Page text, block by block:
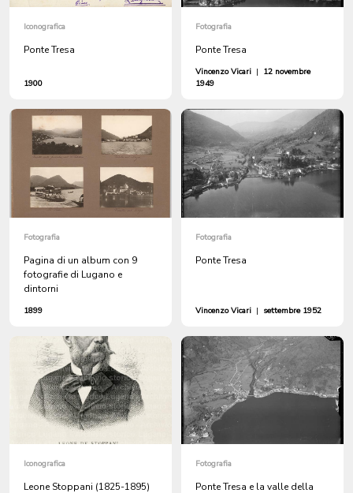
Iconografica
Ponte Tresa
1900
Fotografia
Ponte Tresa
Vincenzo Vicari | 12 novembre
1949
Fotografia
Pagina di un album con 9
fotografie di Lugano e
dintorni
1899
Fotografia
Ponte Tresa
Vincenzo Vicari | settembre 1952
Iconografica
Leone Stoppani (1825-1895)
Fotografia
Ponte Tresa e la valle della